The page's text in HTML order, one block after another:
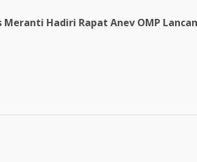
Meranti Hadiri Rapat Anev OMP